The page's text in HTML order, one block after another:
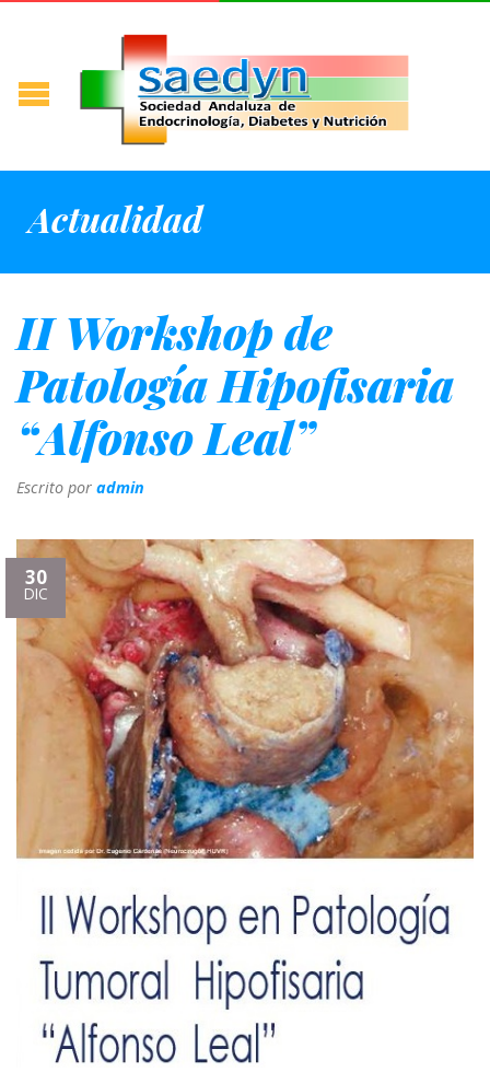
Actualidad
II Workshop de
Patología Hipofisaria
“Alfonso Leal”
Escrito por admin
30
DIC